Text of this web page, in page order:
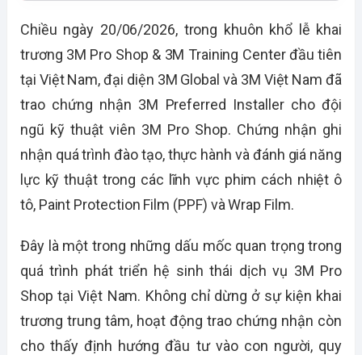
Chiều ngày 20/06/2026, trong khuôn khổ lễ khai
trương 3M Pro Shop & 3M Training Center đầu tiên
tại Việt Nam, đại diện 3M Global và 3M Việt Nam đã
trao chứng nhận 3M Preferred Installer cho đội
ngũ kỹ thuật viên 3M Pro Shop. Chứng nhận ghi
nhận quá trình đào tạo, thực hành và đánh giá năng
lực kỹ thuật trong các lĩnh vực phim cách nhiệt ô
tô, Paint Protection Film (PPF) và Wrap Film.
Đây là một trong những dấu mốc quan trọng trong
quá trình phát triển hệ sinh thái dịch vụ 3M Pro
Shop tại Việt Nam. Không chỉ dừng ở sự kiện khai
trương trung tâm, hoạt động trao chứng nhận còn
cho thấy định hướng đầu tư vào con người, quy